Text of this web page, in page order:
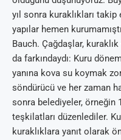
yıl sonra kuraklıkları
yapılar hemen
Bauch. Çağdaşlar, kuraklık
da farkındaydı: Kuru
yanına kova su koymak
söndürücü ve her zaman
sonra belediyeler, örneğin
teşkilatları düzenlediler.
kuraklıklara yanıt olarak